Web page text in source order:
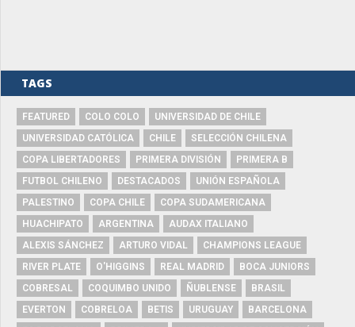
TAGS
FEATURED COLO COLO
UNIVERSIDAD DE CHILE
UNIVERSIDAD CATÓLICA
CHILE
SELECCIÓN CHILENA
COPA LIBERTADORES
PRIMERA DIVISIÓN
PRIMERA B
FUTBOL CHILENO
DESTACADOS
UNIÓN ESPAÑOLA
PALESTINO
COPA CHILE
COPA SUDAMERICANA
HUACHIPATO
ARGENTINA
AUDAX ITALIANO
ALEXIS SÁNCHEZ
ARTURO VIDAL
CHAMPIONS LEAGUE
RIVER PLATE
O'HIGGINS REAL MADRID
BOCA JUNIORS
COBRESAL
COQUIMBO UNIDO ÑUBLENSE
BRASIL
EVERTON
COBRELOA BETIS URUGUAY
BARCELONA